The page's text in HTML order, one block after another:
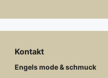
Kontakt
Engels mode & schmuck